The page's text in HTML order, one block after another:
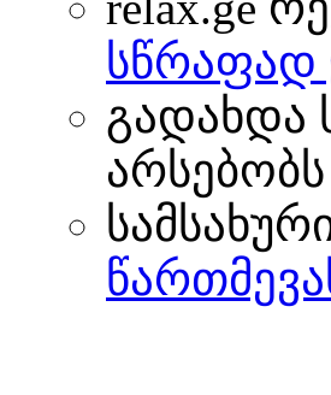
სწრაფად
გადახდა
არსებობს